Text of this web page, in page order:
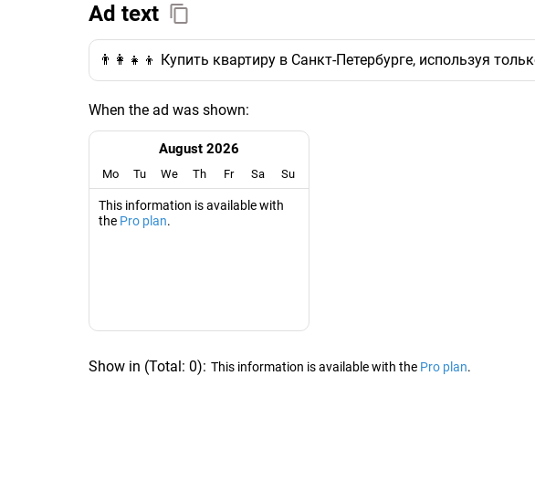
Ad text
👨‍👩‍👧‍👦 Купить квартиру в Санкт-Петербурге, используя
When the ad was shown:
August 2026
Mo Tu We Th Fr Sa Su
This information is available with
the Pro plan.
Show in (Total: 0): This information is available with the Pro plan.